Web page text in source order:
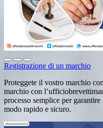
Registrazione di un marchio
Proteggete il vostro marchio
marchio con
processo semplice per
modo rapido e sicuro.